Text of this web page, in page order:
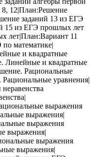
8, 12|План:Решение
заданий 13 из ЕГЭ
15 из ЕГЭ прошлых лет
лет|План:Вариант 11
математике|
и квадратные
Линейные и квадратные
Рациональные
уравнения|
выражения
выражения|
выражения
выражения|
выражения
выражения|